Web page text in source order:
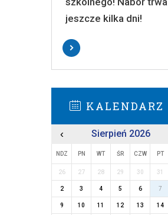
jeszcze kilka dni!
KALENDARZ
‹ Sierpień 2026
NDZ PN WT ŚR CZW PT
26 27 28 29 30 31
2 3 4 5 6 7
9 10 11 12 13 14